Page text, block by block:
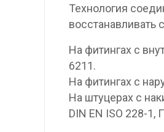
Технология
На фитингах с
6211.
На фитингах с
На штуцерах с
DIN EN ISO 228-1,